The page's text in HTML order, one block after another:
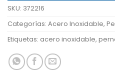
SKU: 372216
Categorías: Acero Inoxidable,
Etiquetas: acero inoxidable,